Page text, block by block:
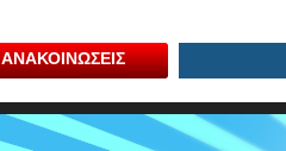
ΑΝΑΚΟΙΝΩΣΕΙΣ